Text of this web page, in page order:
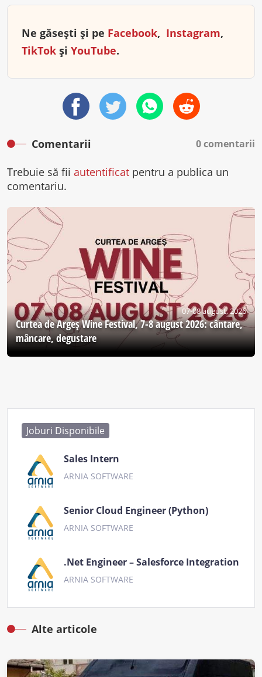
Ne găsești și pe Facebook, Instagram,
TikTok și YouTube.
Comentarii 0 comentarii
Trebuie să fii autentificat pentru a publica un
comentariu.
07-08 august, 2026
Curtea de Argeş Wine Festival, 7-8 august 2026: cântare,
mâncare, degustare
Joburi Disponibile
Sales Intern
ARNIA SOFTWARE
Senior Cloud Engineer (Python)
ARNIA SOFTWARE
.Net Engineer – Salesforce Integration
ARNIA SOFTWARE
Alte articole